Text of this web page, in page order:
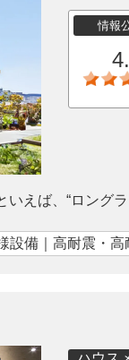
情報
えば、“ロング
設備｜高耐震・高